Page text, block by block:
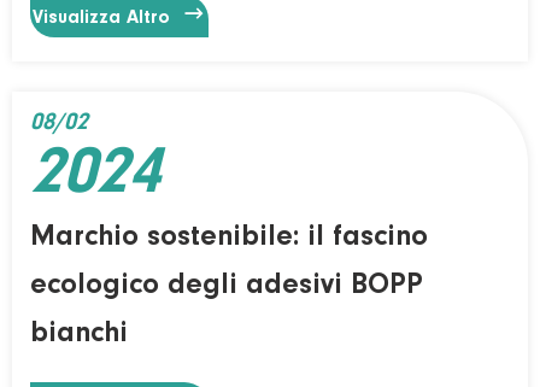
Visualizza Altro 
Marchio sostenibile: il fascino
ecologico degli adesivi BOPP
bianchi
08/02
2024